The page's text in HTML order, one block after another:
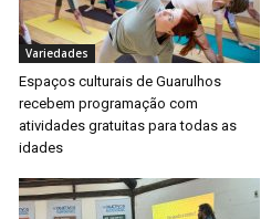
Variedades
Espaços culturais de Guarulhos
recebem programação com
atividades gratuitas para todas as
idades